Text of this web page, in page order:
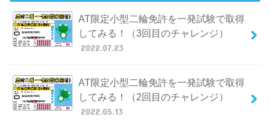
AT限定小型二輪免許を一発試験で取得
してみる！（3回目のチャレンジ）
2022.07.23
AT限定小型二輪免許を一発試験で取得
してみる！（2回目のチャレンジ）
2022.05.13